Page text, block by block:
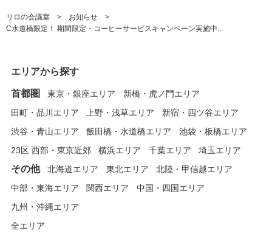
リロの会議室
お知らせ
C水道橋限定！ 期間限定・コーヒーサービスキャンペーン実施中...
エリアから探す
首都圏 東京・銀座エリア
新橋・虎ノ門エリア
田町・品川エリア
上野・浅草エリア
新宿・四ツ谷エリア
渋谷・青山エリア
飯田橋・水道橋エリア
池袋・板橋エリア
23区 西部・東京近郊
横浜エリア 千葉エリア 埼玉エリア
その他 北海道エリア 東北エリア
北陸・甲信越エリア
中部・東海エリア
関西エリア
中国・四国エリア
九州・沖縄エリア
全エリア